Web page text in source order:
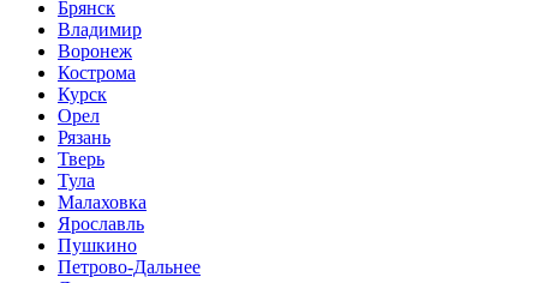
Брянск
Владимир
Воронеж
Кострома
Курск
Орел
Рязань
Тверь
Тула
Малаховка
Ярославль
Пушкино
Петрово-Дальнее